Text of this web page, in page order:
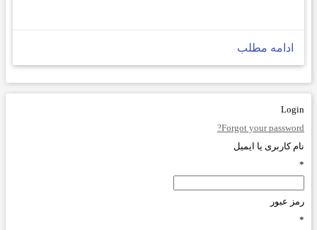
ادامه مطلب
Login
Forgot your password?
نام کاربری یا ایمیل
*
رمز عبور
*